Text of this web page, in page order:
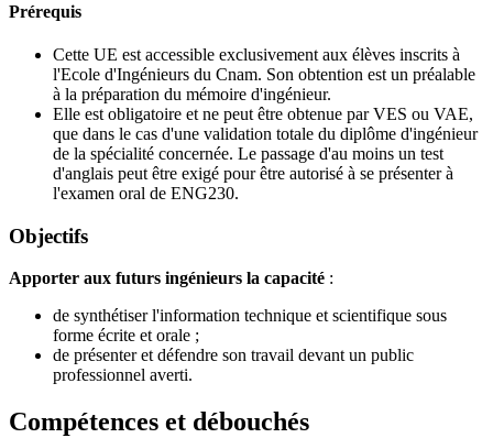
Prérequis
Cette UE est accessible exclusivement aux élèves inscrits à
l'Ecole d'Ingénieurs du Cnam. Son obtention est un préalable
à la préparation du mémoire d'ingénieur.
Elle est obligatoire et ne peut être obtenue par VES ou VAE,
que dans le cas d'une validation totale du diplôme d'ingénieur
de la spécialité concernée. Le passage d'au moins un test
d'anglais peut être exigé pour être autorisé à se présenter à
l'examen oral de ENG230.
Objectifs
Apporter aux futurs ingénieurs la capacité :
de synthétiser l'information technique et scientifique sous
forme écrite et orale ;
de présenter et défendre son travail devant un public
professionnel averti.
Compétences et débouchés